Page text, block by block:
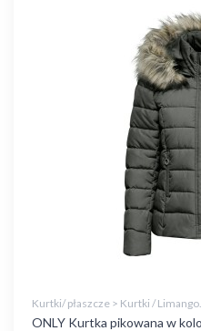
Kurtki/ płaszcze > Kurtki /
ONLY Kurtka pikowana w